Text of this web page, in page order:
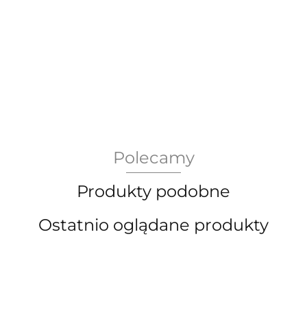
Bergdala Glasbruk
Polecamy
Produkty podobne
Ostatnio oglądane produkty